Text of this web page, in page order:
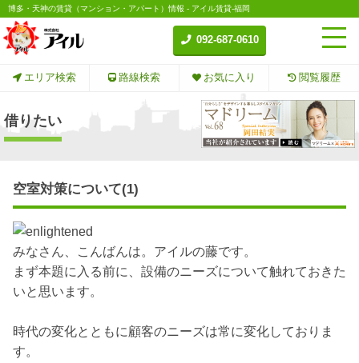
博多・天神の賃貸（マンション・アパート）情報 - アイル賃貸-福岡
092-687-0610
エリア検索 路線検索 お気に入り 閲覧履歴
借りたい
空室対策について(1)
みなさん、こんばんは。アイルの藤です。
まず本題に入る前に、設備のニーズについて触れておきた
いと思います。
時代の変化とともに顧客のニーズは常に変化しておりま
す。